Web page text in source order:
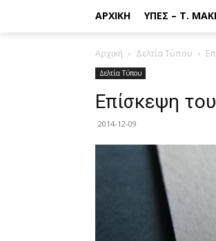
ΑΡΧΙΚΉ ΥΠΕΣ – Τ.
Αρχική Δελτία Τύπου
Δελτία Τύπου
Επίσκεψη
2014-12-09